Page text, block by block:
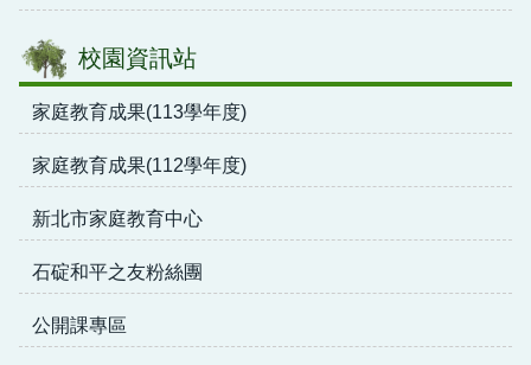
校園資訊站
家庭教育成果(113學年度)
家庭教育成果(112學年度)
新北市家庭教育中心
石碇和平之友粉絲團
公開課專區